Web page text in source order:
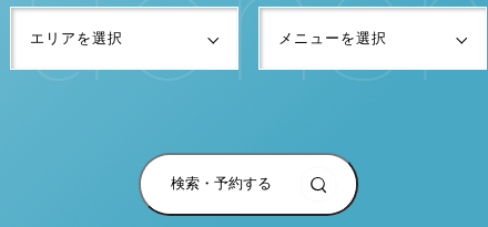
検索・予約する